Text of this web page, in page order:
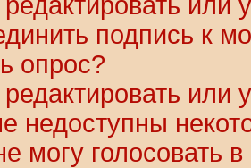
подпись к
опрос?
или
недоступны
могу голосовать